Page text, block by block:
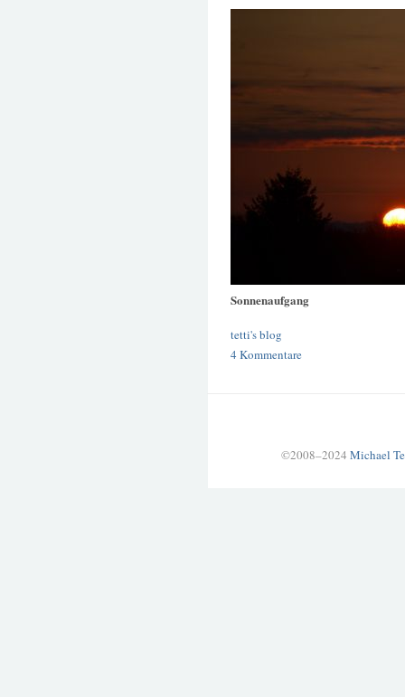
Sonnenaufgang
tetti's blog
4 Kommentare
©2008–2024 Michael